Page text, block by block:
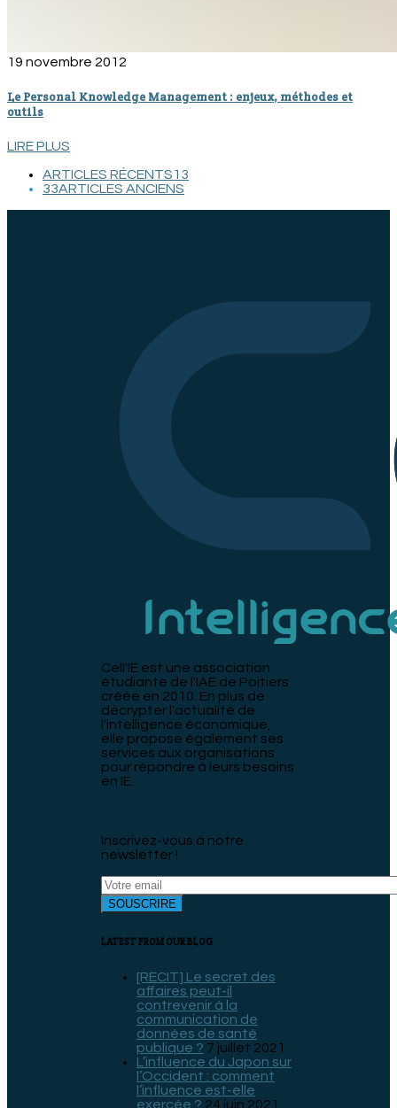
19 novembre 2012
Le Personal Knowledge Management : enjeux, méthodes et
outils
LIRE PLUS
ARTICLES RÉCENTS1 3
33ARTICLES ANCIENS
Cell'IE est une association
étudiante de l'IAE de Poitiers
créée en 2010. En plus de
décrypter l'actualité de
l'intelligence économique,
elle propose également ses
services aux organisations
pour répondre à leurs besoins
en IE.
Inscrivez-vous à notre
newsletter !
LATEST FROM OUR BLOG
[RECIT] Le secret des
affaires peut-il
contrevenir à la
communication de
données de santé
publique ? 7 juillet 2021
L’influence du Japon sur
l’Occident : comment
l’influence est-elle
exercée ? 24 juin 2021